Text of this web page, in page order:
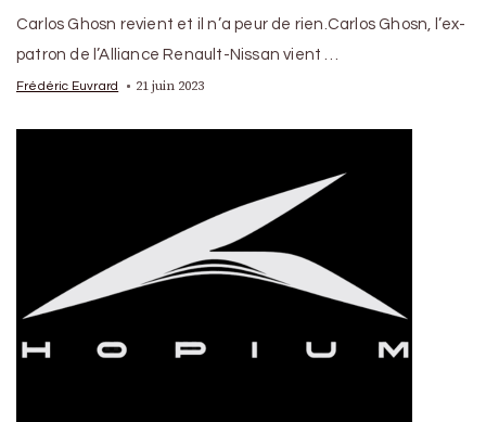
Carlos Ghosn revient et il n’a peur de rien.Carlos Ghosn, l’ex-
patron de l’Alliance Renault-Nissan vient …
Frédéric Euvrard 21 juin 2023